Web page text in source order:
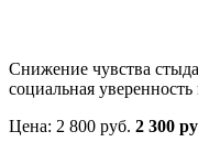
Снижение чувства
социальная уверенность
Цена: 2 800 руб. 2 300